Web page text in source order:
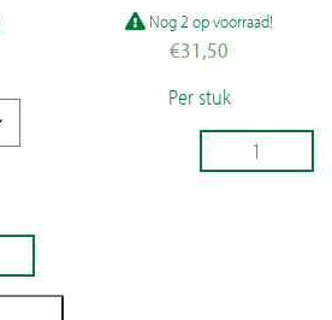
Nog 2 op voorraad!
€31,50
Per stuk